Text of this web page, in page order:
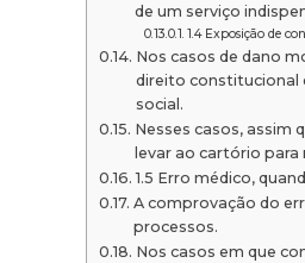
de um serviço
1.4 Exposição de
Nos casos de dano
direito constitucional
social.
Nesses casos, assim
levar ao cartório para
1.5 Erro médico,
A comprovação do
processos.
Nos casos em que